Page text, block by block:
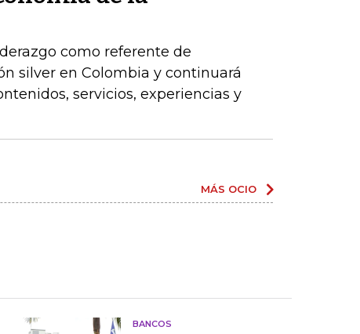
como referente de
silver en Colombia y continuará
servicios, experiencias y
MÁS OCIO
BANCOS